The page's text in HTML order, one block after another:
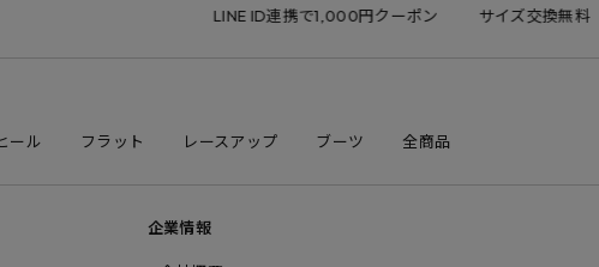
LINE ID連携で1,000円クーポン サイズ交換無料
ール フラット レースアップ ブーツ 全商品
企業情報